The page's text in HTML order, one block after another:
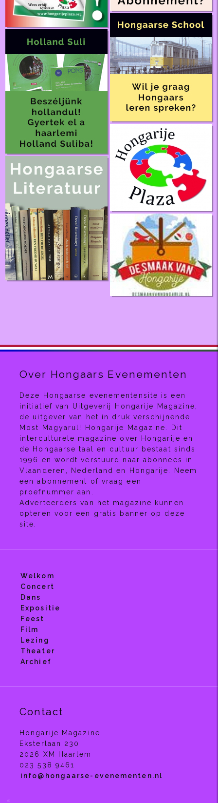
Over Hongaars Evenementen
Deze Hongaarse evenementensite is een
initiatief van Uitgeverij Hongarije Magazine,
de uitgever van het in druk verschijnende
Most Magyarul! Hongarije Magazine. Dit
interculturele magazine over Hongarije en
de Hongaarse taal en cultuur bestaat sinds
1996 en wordt verstuurd naar abonnees in
Vlaanderen, Nederland en Hongarije. Neem
een abonnement of vraag een
proefnummer aan.
Adverteerders van het magazine kunnen
opteren voor een gratis banner op deze
site.
Welkom
Concert
Dans
Expositie
Feest
Film
Lezing
Theater
Archief
Contact
Hongarije Magazine
Eksterlaan 230
2026 XM Haarlem
023 538 9461
info@ hongaarse-evenementen.nl